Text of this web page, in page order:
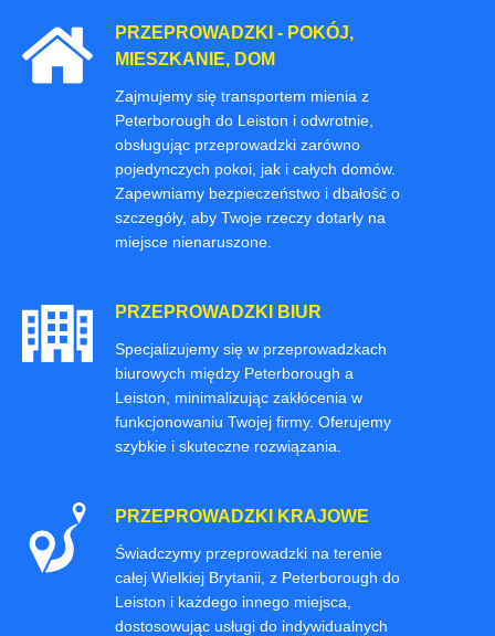
PRZEPROWADZKI - POKÓJ,
MIESZKANIE, DOM
Zajmujemy się transportem mienia z
Peterborough do Leiston i odwrotnie,
obsługując przeprowadzki zarówno
pojedynczych pokoi, jak i całych domów.
Zapewniamy bezpieczeństwo i dbałość o
szczegóły, aby Twoje rzeczy dotarły na
miejsce nienaruszone.
PRZEPROWADZKI BIUR
Specjalizujemy się w przeprowadzkach
biurowych między Peterborough a
Leiston, minimalizując zakłócenia w
funkcjonowaniu Twojej firmy. Oferujemy
szybkie i skuteczne rozwiązania.
PRZEPROWADZKI KRAJOWE
Świadczymy przeprowadzki na terenie
całej Wielkiej Brytanii, z Peterborough do
Leiston i każdego innego miejsca,
dostosowując usługi do indywidualnych